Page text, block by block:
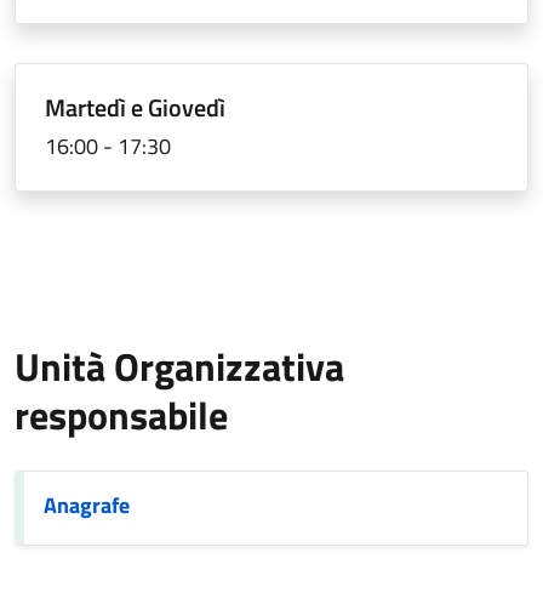
Martedì e Giovedì
16:00 - 17:30
Unità Organizzativa
responsabile
Anagrafe